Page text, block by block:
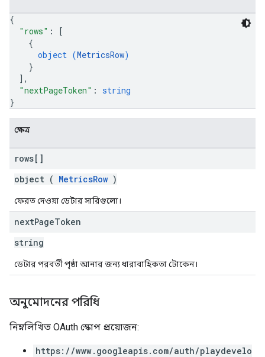
{
"rows" :
[
{
object (MetricsRow)
}
] ,
"nextPageToken" : string
}
ক্ষেত্র
rows[]
object ( MetricsRow )
ফেরত দেওয়া ডেটার সারিগুলো।
nextPageToken
string
ডেটার পরবর্তী পৃষ্ঠা আনার জন্য ধারাবাহিকতা টোকেন।
অনুমোদনের পরিধি
নিম্নলিখিত OAuth স্কোপ প্রয়োজন:
https://www.googleapis.com/auth/playdevelo